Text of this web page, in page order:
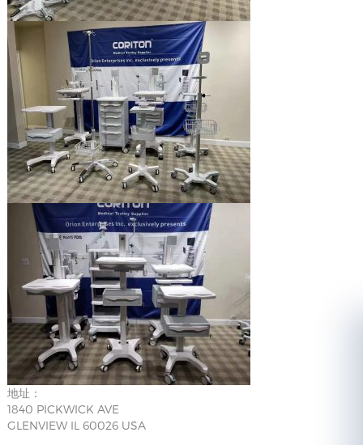
地址：
1840 PICKWICK AVE
GLENVIEW IL 60026 USA